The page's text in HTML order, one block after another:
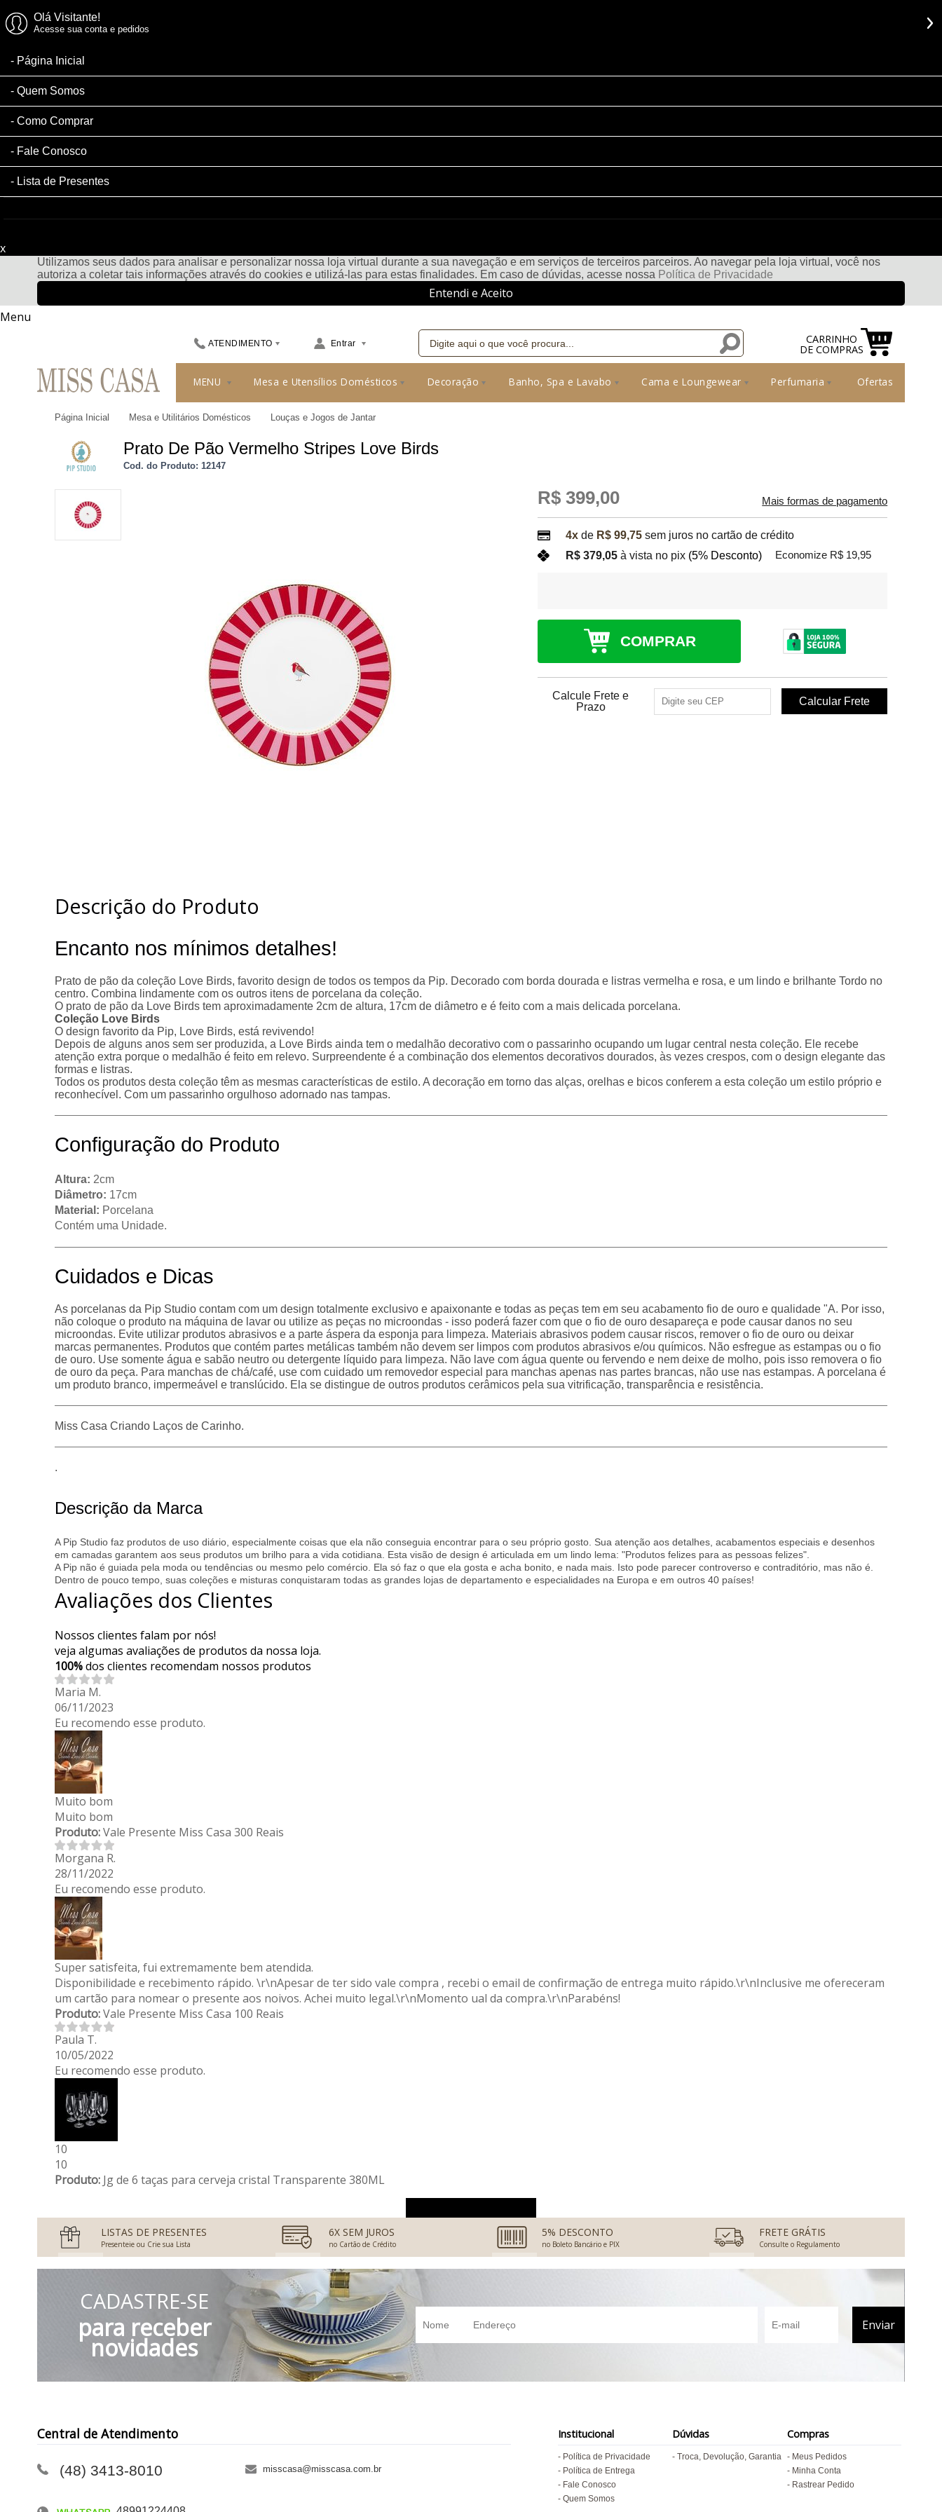
Olá Visitante!
Acesse sua conta e pedidos
Página Inicial
Quem Somos
Como Comprar
Fale Conosco
Lista de Presentes
x
Utilizamos seus dados para analisar e personalizar nossa loja virtual durante a sua navegação e em serviços de terceiros parceiros. Ao navegar pela loja virtual, você nos
autoriza a coletar tais informações através do cookies e utilizá-las para estas finalidades. Em caso de dúvidas, acesse nossa Política de Privacidade
Entendi e Aceito
Menu
ATENDIMENTO
48991224408
Entrar CARRINHO
DE COMPRAS
MENU Mesa e Utensílios Domésticos Decoração Banho, Spa e Lavabo Cama e Loungewear Perfumaria Ofertas
Página Inicial Mesa e Utilitários Domésticos Louças e Jogos de Jantar
Prato De Pão Vermelho Stripes Love Birds
Cod. do Produto: 12147
R$ 399,00 Mais formas de pagamento
4x de R$ 99,75 sem juros no cartão de crédito
R$ 379,05à vista no pix (5% Desconto) Economize R$ 19,95
COMPRAR
Calcule Frete e
Prazo
Descrição do Produto
Encanto nos mínimos detalhes!
Prato de pão da coleção Love Birds, favorito design de todos os tempos da Pip. Decorado com borda dourada e listras vermelha e rosa, e um lindo e brilhante Tordo no
centro. Combina lindamente com os outros itens de porcelana da coleção.
O prato de pão da Love Birds tem aproximadamente 2cm de altura, 17cm de diâmetro e é feito com a mais delicada porcelana.
Coleção Love Birds
O design favorito da Pip, Love Birds, está revivendo!
Depois de alguns anos sem ser produzida, a Love Birds ainda tem o medalhão decorativo com o passarinho ocupando um lugar central nesta coleção. Ele recebe
atenção extra porque o medalhão é feito em relevo. Surpreendente é a combinação dos elementos decorativos dourados, às vezes crespos, com o design elegante das
formas e listras.
Todos os produtos desta coleção têm as mesmas características de estilo. A decoração em torno das alças, orelhas e bicos conferem a esta coleção um estilo próprio e
reconhecível. Com um passarinho orgulhoso adornado nas tampas.
Configuração do Produto
Altura: 2cm
Diâmetro: 17cm
Material: Porcelana
Contém uma Unidade.
Cuidados e Dicas
As porcelanas da Pip Studio contam com um design totalmente exclusivo e apaixonante e todas as peças tem em seu acabamento fio de ouro e qualidade "A. Por isso,
não coloque o produto na máquina de lavar ou utilize as peças no microondas - isso poderá fazer com que o fio de ouro desapareça e pode causar danos no seu
microondas. Evite utilizar produtos abrasivos e a parte áspera da esponja para limpeza. Materiais abrasivos podem causar riscos, remover o fio de ouro ou deixar
marcas permanentes.​ Produtos que contém partes metálicas também não devem ser limpos com produtos abrasivos e/ou químicos. Não esfregue as estampas ou o fio
de ouro. Use somente água e sabão neutro ou detergente líquido para limpeza. Não lave com água quente ou fervendo e nem deixe de molho, pois isso removera o fio
de ouro da peça. Para manchas de chá/café, use com cuidado um removedor especial para manchas apenas nas partes brancas, não use nas estampas. A porcelana é
um produto branco, impermeável e translúcido. Ela se distingue de outros produtos cerâmicos pela sua vitrificação, transparência e resistência.
Miss Casa Criando Laços de Carinho.
.
Descrição da Marca
A Pip Studio faz produtos de uso diário, especialmente coisas que ela não conseguia encontrar para o seu próprio gosto. Sua atenção aos detalhes, acabamentos especiais e desenhos
em camadas garantem aos seus produtos um brilho para a vida cotidiana. Esta visão de design é articulada em um lindo lema: "Produtos felizes para as pessoas felizes".
A Pip não é guiada pela moda ou tendências ou mesmo pelo comércio. Ela só faz o que ela gosta e acha bonito, e nada mais. Isto pode parecer controverso e contraditório, mas não é.
Dentro de pouco tempo, suas coleções e misturas conquistaram todas as grandes lojas de departamento e especialidades na Europa e em outros 40 países!
Avaliações dos Clientes
Nossos clientes falam por nós!
veja algumas avaliações de produtos da nossa loja.
100%dos clientes recomendam nossos produtos
Maria M.
06/11/2023
Eu recomendo esse produto.
Muito bom
Muito bom
Produto:Vale Presente Miss Casa 300 Reais
Morgana R.
28/11/2022
Eu recomendo esse produto.
Super satisfeita, fui extremamente bem atendida.
Disponibilidade e recebimento rápido. \r\nApesar de ter sido vale compra , recebi o email de confirmação de entrega muito rápido.\r\nInclusive me ofereceram
um cartão para nomear o presente aos noivos. Achei muito legal.\r\nMomento ual da compra.\r\nParabéns!
Produto:Vale Presente Miss Casa 100 Reais
Paula T.
10/05/2022
Eu recomendo esse produto.
10
10
Produto:Jg de 6 taças para cerveja cristal Transparente 380ML
LISTAS DE PRESENTES
Presenteie ou Crie sua Lista
6X SEM JUROS
no Cartão de Crédito
5% DESCONTO
no Boleto Bancário e PIX
FRETE GRÁTIS
Consulte o Regulamento
CADASTRE-SE
para receber
novidades
Central de Atendimento
(48) 3413-8010 misscasa@misscasa.com.br
Institucional
Política de Privacidade
Política de Entrega
Fale Conosco
Quem Somos
Dúvidas
Troca, Devolução, Garantia
Compras
Meus Pedidos
Minha Conta
Rastrear Pedido